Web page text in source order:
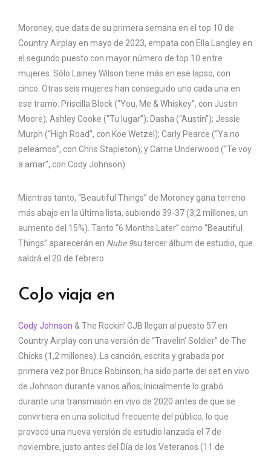
Moroney, que data de su primera semana en el top 10 de
Country Airplay en mayo de 2023, empata con Ella Langley en
el segundo puesto con mayor número de top 10 entre
mujeres. Sólo Lainey Wilson tiene más en ese lapso, con
cinco. Otras seis mujeres han conseguido uno cada una en
ese tramo: Priscilla Block (“You, Me & Whiskey”, con Justin
Moore); Ashley Cooke (“Tu lugar”); Dasha (“Austin”); Jessie
Murph (“High Road”, con Koe Wetzel); Carly Pearce (“Ya no
peleamos”, con Chris Stapleton); y Carrie Underwood (“Te voy
a amar”, con Cody Johnson).
Mientras tanto, “Beautiful Things” de Moroney gana terreno
más abajo en la última lista, subiendo 39-37 (3,2 millones, un
aumento del 15%). Tanto “6 Months Later” como “Beautiful
Things” aparecerán en Nube 9su tercer álbum de estudio, que
saldrá el 20 de febrero.
CoJo viaja en
Cody Johnson & The Rockin' CJB llegan al puesto 57 en
Country Airplay con una versión de “Travelin' Soldier” de The
Chicks (1,2 millones). La canción, escrita y grabada por
primera vez por Bruce Robinson, ha sido parte del set en vivo
de Johnson durante varios años; Inicialmente lo grabó
durante una transmisión en vivo de 2020 antes de que se
convirtiera en una solicitud frecuente del público, lo que
provocó una nueva versión de estudio lanzada el 7 de
noviembre, justo antes del Día de los Veteranos (11 de